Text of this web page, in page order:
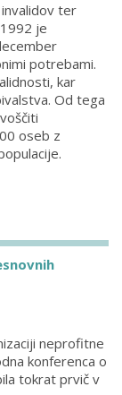
ter
je
potrebami.
kar
Od tega
oseb z
neprofitne
konferenca o
tokrat prvič v